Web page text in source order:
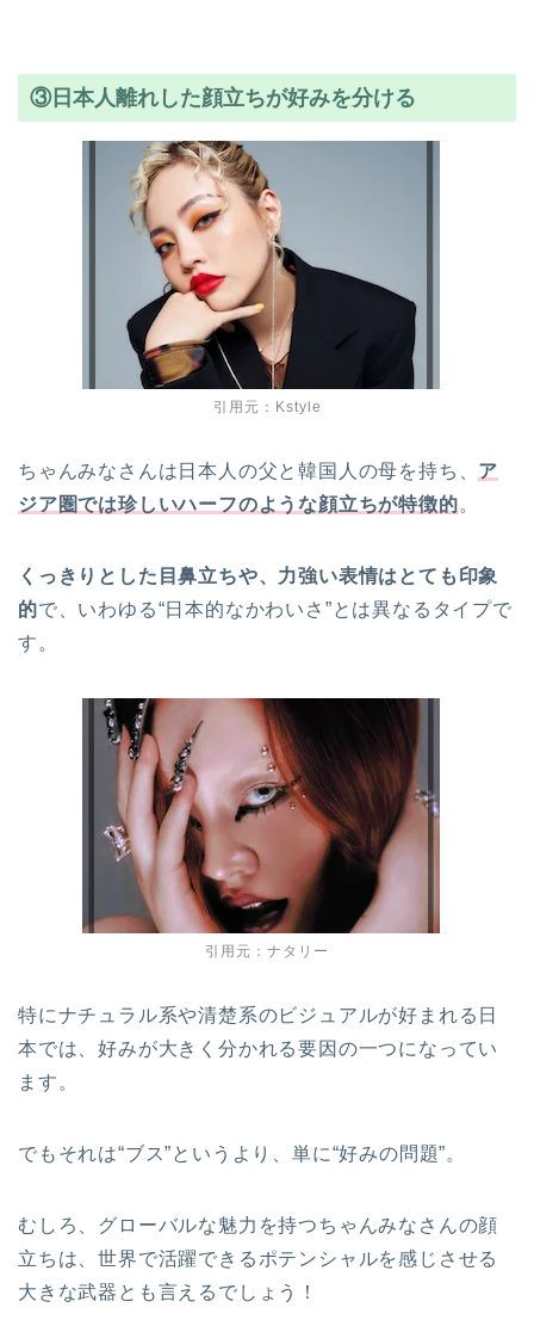
③日本人離れした顔立ちが好みを分ける
引用元：Kstyle
ちゃんみなさんは日本人の父と韓国人の母を持ち、 ア
ジア圏では珍しいハーフのような顔立ちが特徴的。
くっきりとした目鼻立ちや、力強い表情はとても印象
的で、いわゆる“日本的なかわいさ”とは異なるタイプで
す。
引用元：ナタリー
特にナチュラル系や清楚系のビジュアルが好まれる日
本では、好みが大きく分かれる要因の一つになってい
ます。
でもそれは“ブス”というより、単に“好みの問題”。
むしろ、グローバルな魅力を持つちゃんみなさんの顔
立ちは、世界で活躍できるポテンシャルを感じさせる
大きな武器とも言えるでしょう！